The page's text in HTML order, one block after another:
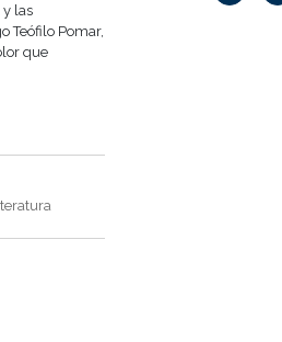
y las
Teófilo Pomar,
que